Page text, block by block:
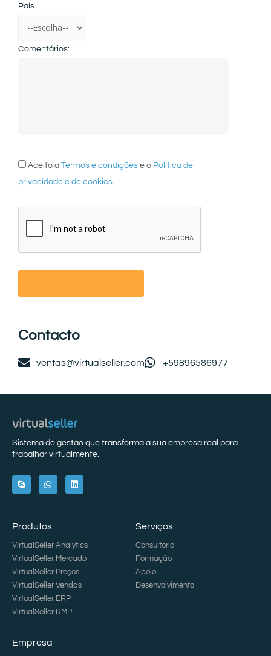
País
Comentários:
Aceito a Termos e condições e o Política de
privacidade e de cookies.
Contacto
ventas@virtualseller.com +59896586977
Sistema de gestão que transforma a sua empresa real para
trabalhar virtualmente.
Produtos
VirtualSeller Analytics
VirtualSeller Mercado
VirtualSeller Preços
VirtualSeller Vendas
VirtualSeller ERP
VirtualSeller RMP
Serviços
Consultoria
Formação
Apoio
Desenvolvimento
Empresa